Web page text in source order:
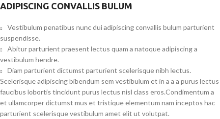
ADIPISCING CONVALLIS BULUM
Vestibulum penatibus nunc dui adipiscing convallis bulum parturient
suspendisse.
Abitur parturient praesent lectus quam a natoque adipiscing a
vestibulum hendre.
Diam parturient dictumst parturient scelerisque nibh lectus.
Scelerisque adipiscing bibendum sem vestibulum et in a a a purus lectus
faucibus lobortis tincidunt purus lectus nisl class eros.Condimentum a
et ullamcorper dictumst mus et tristique elementum nam inceptos hac
parturient scelerisque vestibulum amet elit ut volutpat.